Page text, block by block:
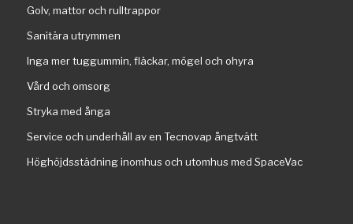
Golv, mattor och rulltrappor
Sanitära utrymmen
Inga mer tuggummin, fläckar, mögel och ohyra
Vård och omsorg
Stryka med ånga
Service och underhåll av en Tecnovap ångtvätt
Höghöjdsstädning inomhus och utomhus med SpaceVac